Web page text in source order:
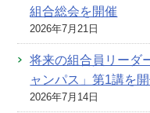
組合総会を開催
2026年7月21日
将来の組合員リー
ャンパス」第1講を
2026年7月14日